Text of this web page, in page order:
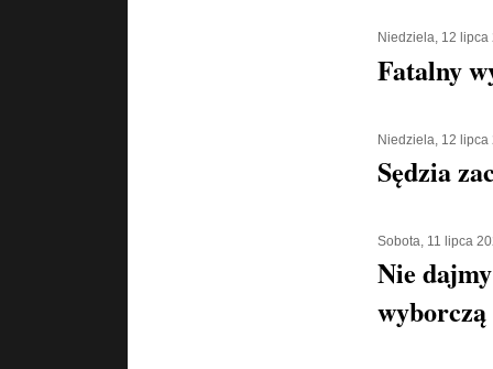
Niedziela, 12 lipca
Fatalny
Niedziela, 12 lipca
Sędzia
Sobota, 11 lipca
Nie
wyborczą